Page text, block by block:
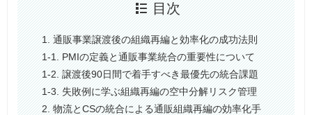
目次
1. 通販事業譲渡後の組織再編と効率化の成功法則
1-1. PMIの定義と通販事業統合の重要性について
1-2. 譲渡後90日間で着手すべき最優先の統合課題
1-3. 失敗例に学ぶ組織再編の空中分解リスク管理
2. 物流とCSの統合による通販組織再編の効率化手